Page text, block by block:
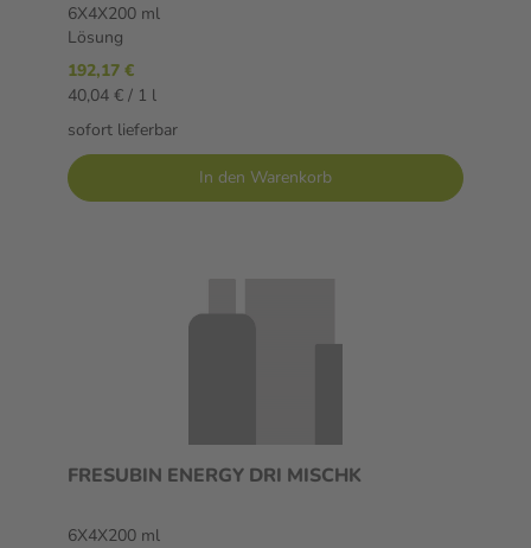
6X4X200 ml
Lösung
192,17 €
40,04 € / 1 l
sofort lieferbar
In den Warenkorb
FRESUBIN ENERGY DRI MISCHK
6X4X200 ml